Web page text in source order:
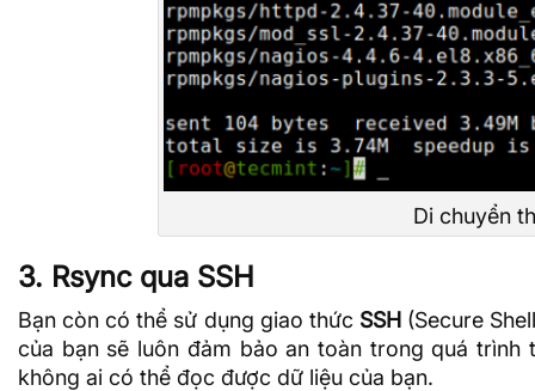
Di chuyển
3. Rsync qua SSH
Bạn còn có thể sử dụng giao thức SSH (Secure
của bạn sẽ luôn đảm bảo an toàn trong quá
không ai có thể đọc được dữ liệu của bạn.